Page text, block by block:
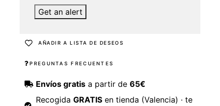
Get an alert
AÑADIR A LISTA DE DESEOS
PREGUNTAS FRECUENTES
Envíos gratisa partir de 65€
Recogida GRATISen tienda (Valencia) · te